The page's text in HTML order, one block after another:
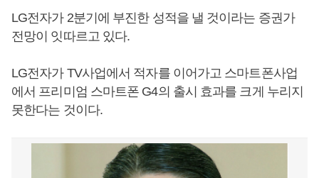
LG전자가 2분기에 부진한 성적을 낼 것이라는 증권가
전망이 잇따르고 있다.
LG전자가 TV사업에서 적자를 이어가고 스마트폰사업
에서 프리미엄 스마트폰 G4의 출시 효과를 크게 누리지
못한다는 것이다.